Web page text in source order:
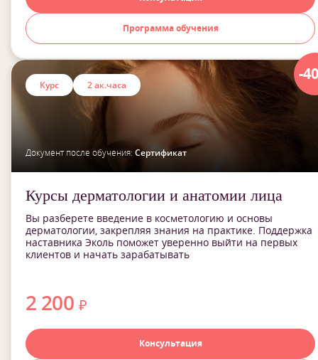
Программа обучения
-
Курс 2 ак.часа
Документ после обучения: Сертификат
Курсы дерматологии и анатомии лица
Вы разберете введение в косметологию и основы
дерматологии, закрепляя знания на практике. Поддержка
наставника Эколь поможет уверенно выйти на первых
клиентов и начать зарабатывать
2 200 ₽
Консультация